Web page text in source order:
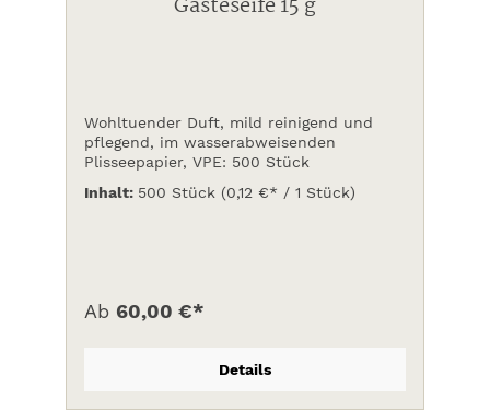
Wohltuender Duft, mild reinigend und
pflegend, im wasserabweisenden
Plisseepapier, VPE: 500 Stück
Inhalt: 500 Stück (0,12 €* / 1 Stück)
Ab 60,00 €*
Details